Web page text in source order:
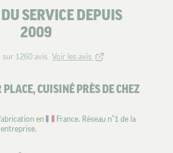
DU SERVICE DEPUIS
2009
sur 1260 avis Voir les avis
PLACE, CUISINÉ PRÈS DE CHEZ
en
France. Réseau n°1 de la